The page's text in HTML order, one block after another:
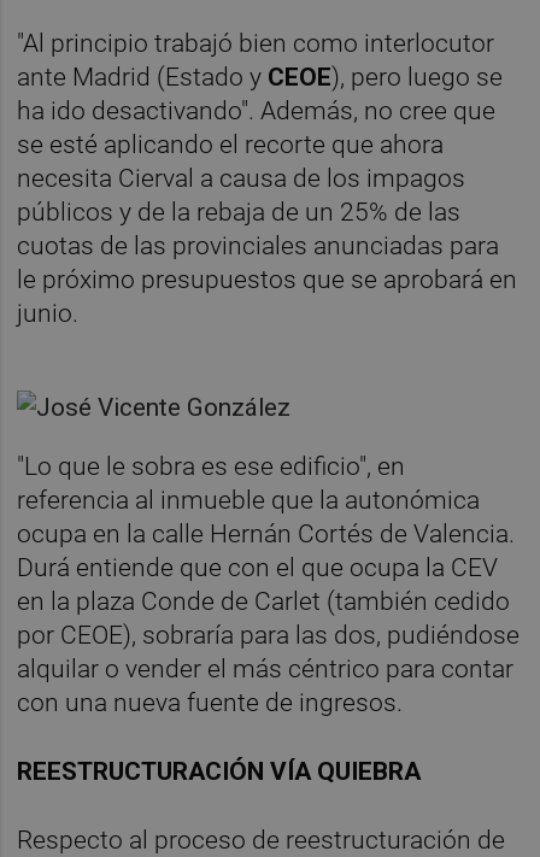
"Al principio trabajó bien como interlocutor
ante Madrid (Estado y CEOE), pero luego se
ha ido desactivando". Además, no cree que
se esté aplicando el recorte que ahora
necesita Cierval a causa de los impagos
públicos y de la rebaja de un 25% de las
cuotas de las provinciales anunciadas para
le próximo presupuestos que se aprobará en
junio.
"Lo que le sobra es ese edificio", en
referencia al inmueble que la autonómica
ocupa en la calle Hernán Cortés de Valencia.
Durá entiende que con el que ocupa la CEV
en la plaza Conde de Carlet (también cedido
por CEOE), sobraría para las dos, pudiéndose
alquilar o vender el más céntrico para contar
con una nueva fuente de ingresos.
REESTRUCTURACIÓN VÍA QUIEBRA
Respecto al proceso de reestructuración de